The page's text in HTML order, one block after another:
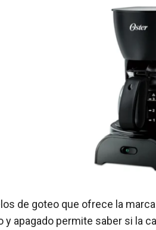
de goteo que ofrece la
y apagado permite saber si la